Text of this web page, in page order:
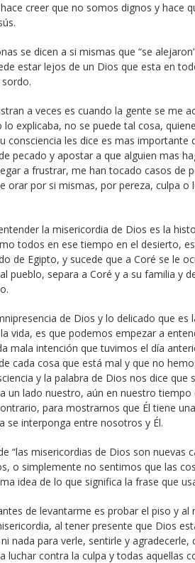
creer que no somos dignos y hace
se dicen a si mismas que “se
estar lejos de un Dios que esta en
a veces es cuando la gente se me
explicaba, no se puede tal cosa,
consciencia les dice es mas importante
pecado y apostar a que alguien mas
a frustrar, me han tocado casos de
orar por si mismas, por pereza, culpa
la misericordia de Dios es la
todos en ese tiempo en el desierto,
de Egipto, y sucede que a Coré se le
pueblo, separa a Coré y a su familia y
de Dios y lo delicado que es
vida, es que podemos empezar a
mala intención que tuvimos el día
cada cosa que está mal y que no
y la palabra de Dios nos dice
un lado nuestro, aún en nuestro
para mostrarnos que Él tiene
se interponga entre nosotros y Él.
“las misericordias de Dios son nuevas
o simplemente no sentimos que las
idea de lo que significa la frase que
de levantarme es probar el piso y
al tener presente que Dios
nada para verle, sentirle y
luchar contra la culpa y todas aquellas